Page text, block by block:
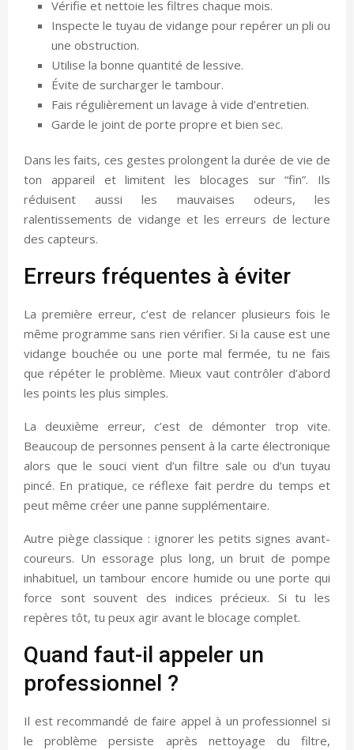
Vérifie et nettoie les filtres chaque mois.
Inspecte le tuyau de vidange pour repérer un pli ou
une obstruction.
Utilise la bonne quantité de lessive.
Évite de surcharger le tambour.
Fais régulièrement un lavage à vide d’entretien.
Garde le joint de porte propre et bien sec.
Dans les faits, ces gestes prolongent la durée de vie de
ton appareil et limitent les blocages sur “fin”. Ils
réduisent aussi les mauvaises odeurs, les
ralentissements de vidange et les erreurs de lecture
des capteurs.
Erreurs fréquentes à éviter
La première erreur, c’est de relancer plusieurs fois le
même programme sans rien vérifier. Si la cause est une
vidange bouchée ou une porte mal fermée, tu ne fais
que répéter le problème. Mieux vaut contrôler d’abord
les points les plus simples.
La deuxième erreur, c’est de démonter trop vite.
Beaucoup de personnes pensent à la carte électronique
alors que le souci vient d’un filtre sale ou d’un tuyau
pincé. En pratique, ce réflexe fait perdre du temps et
peut même créer une panne supplémentaire.
Autre piège classique : ignorer les petits signes avant-
coureurs. Un essorage plus long, un bruit de pompe
inhabituel, un tambour encore humide ou une porte qui
force sont souvent des indices précieux. Si tu les
repères tôt, tu peux agir avant le blocage complet.
Quand faut-il appeler un
professionnel ?
Il est recommandé de faire appel à un professionnel si
le problème persiste après nettoyage du filtre,